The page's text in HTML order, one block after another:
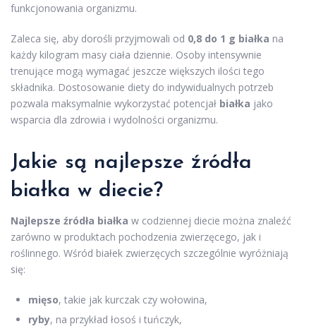
funkcjonowania organizmu.
Zaleca się, aby dorośli przyjmowali od 0,8 do 1 g białka na
każdy kilogram masy ciała dziennie. Osoby intensywnie
trenujące mogą wymagać jeszcze większych ilości tego
składnika. Dostosowanie diety do indywidualnych potrzeb
pozwala maksymalnie wykorzystać potencjał białka jako
wsparcia dla zdrowia i wydolności organizmu.
Jakie są najlepsze źródła
białka w diecie?
Najlepsze źródła białka w codziennej diecie można znaleźć
zarówno w produktach pochodzenia zwierzęcego, jak i
roślinnego. Wśród białek zwierzęcych szczególnie wyróżniają
się:
mięso, takie jak kurczak czy wołowina,
ryby, na przykład łosoś i tuńczyk,